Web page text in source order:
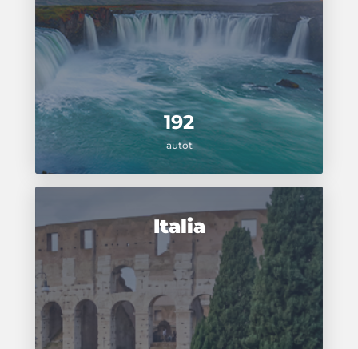
192
autot
Italia